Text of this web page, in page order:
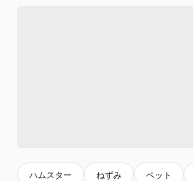
ハムスター ねずみ ペット